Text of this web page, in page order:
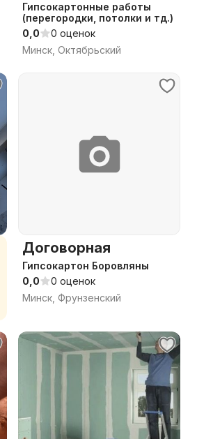
Гипсокартонные работы
(перегородки, потолки и тд.)
0,0
0 оценок
Минск, Октябрьский
Договорная
Гипсокартон Боровляны
0,0
0 оценок
Минск, Фрунзенский